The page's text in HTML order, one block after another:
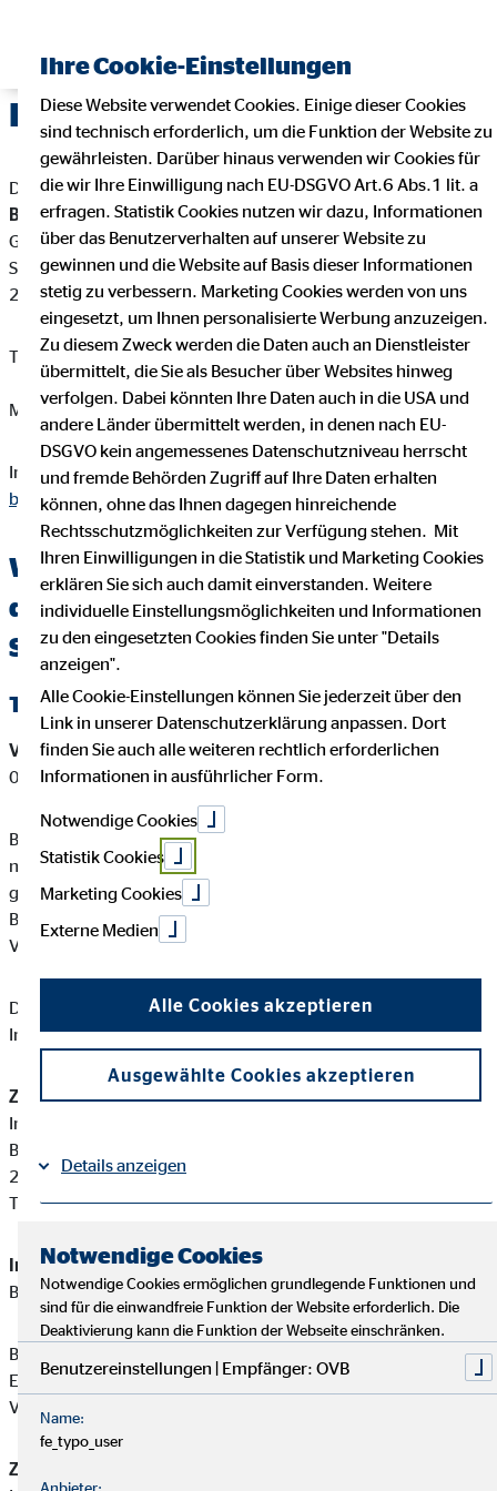
Impressum
Dieser Internetauftritt ist ein Angebot von:
Björn Breu
Geschäftsstellenleiter für die OVB Vermögensberatung AG
Sülldorfer Weg 16
22869 Schenefeld
Telefon: +49 160 1128 468
Mail:bjoern.breu@ovb.de
Internet:https://www.ovb.de/finanzberater/schenefeld-breu-
bjoern.html
Wichtige Kundeninformationen über
den OVB Berater Björn Breu in
Schenefeld
Tätigkeitsart
Versicherungsvermittler-Registernummer:D-KC9R-XDB1S-
01
Björn Breu ist ein Versicherungsvertreter mit Erlaubnispflicht
nach § 34 d Abs. 1 GewO, eingetragen in das Vermittlerregister
gemäß § 34d Abs. 10 GewO, Bundesrepublik Deutschland
Berufsrechtliche Regelung: § 34 d GewO, §§ 59 - 68 VVG,
VersVermV
Diese berufsrechtlichen Regelungen können Sie auf folgender
Internetseite einsehen:www.gesetze-im-internet.de
Zuständige Erlaubnisbehörde:
Industrie- und Handelskammer zu Kiel
Bergstraße 2
24103 Kiel
Tel: +49 431 5194-0
Immobiliardarlehensvermittler-Registernummer:
BTC7-33
Björn Breu ist ein Immobiliardarlehensvermittler mit
Erlaubnispflicht nach § 34 i Abs. 1 GewO, eingetragen in das
Vermittlerregister gemäß § 34 i Abs. 8 GewO.
Zuständige Erlaubnisbehörde:
Ihre Cookie-Einstellungen
Diese Website verwendet Cookies. Einige dieser Cookies
sind technisch erforderlich, um die Funktion der Website zu
gewährleisten. Darüber hinaus verwenden wir Cookies für
die wir Ihre Einwilligung nach EU-DSGVO Art.6 Abs.1 lit. a
erfragen. Statistik Cookies nutzen wir dazu, Informationen
über das Benutzerverhalten auf unserer Website zu
gewinnen und die Website auf Basis dieser Informationen
stetig zu verbessern. Marketing Cookies werden von uns
eingesetzt, um Ihnen personalisierte Werbung anzuzeigen.
Zu diesem Zweck werden die Daten auch an Dienstleister
übermittelt, die Sie als Besucher über Websites hinweg
verfolgen. Dabei könnten Ihre Daten auch in die USA und
andere Länder übermittelt werden, in denen nach EU-
DSGVO kein angemessenes Datenschutzniveau herrscht
und fremde Behörden Zugriff auf Ihre Daten erhalten
können, ohne das Ihnen dagegen hinreichende
Rechtsschutzmöglichkeiten zur Verfügung stehen. Mit
Ihren Einwilligungen in die Statistik und Marketing Cookies
erklären Sie sich auch damit einverstanden. Weitere
individuelle Einstellungsmöglichkeiten und Informationen
zu den eingesetzten Cookies finden Sie unter "Details
anzeigen".
Alle Cookie-Einstellungen können Sie jederzeit über den
Link in unserer Datenschutzerklärung anpassen. Dort
finden Sie auch alle weiteren rechtlich erforderlichen
Informationen in ausführlicher Form.
Notwendige Cookies
Statistik Cookies
Marketing Cookies
Externe Medien
Alle Cookies akzeptieren
Ausgewählte Cookies akzeptieren
Details anzeigen
Notwendige Cookies
Notwendige Cookies ermöglichen grundlegende Funktionen und
sind für die einwandfreie Funktion der Website erforderlich. Die
Deaktivierung kann die Funktion der Webseite einschränken.
Benutzereinstellungen | Empfänger: OVB
Name:
fe_typo_user
Anbieter: